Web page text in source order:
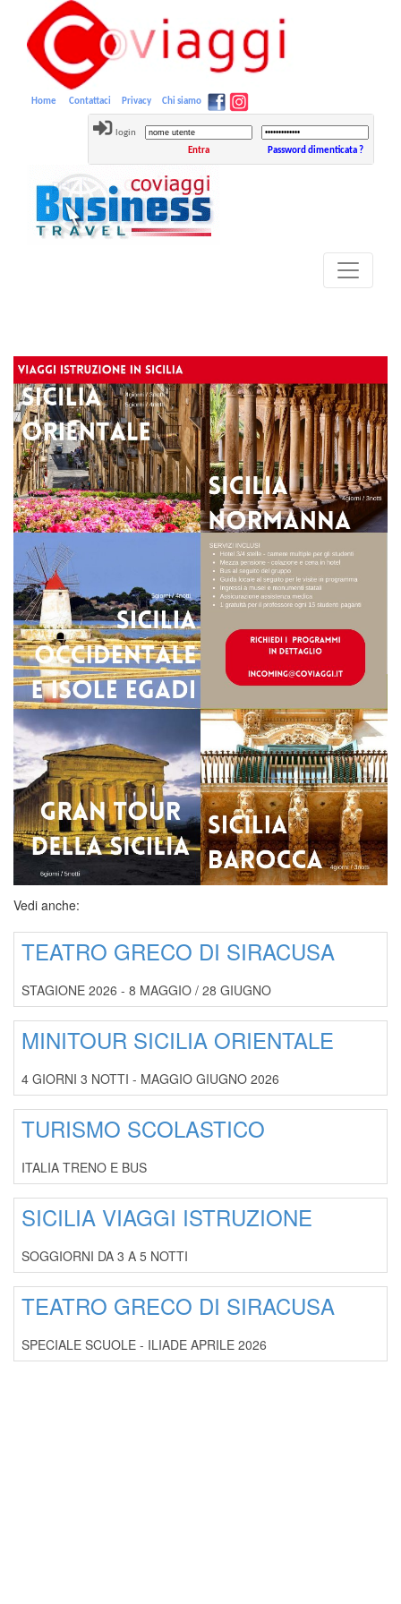
Home Contattaci Privacy Chi siamo
login
Entra
Password dimenticata ?